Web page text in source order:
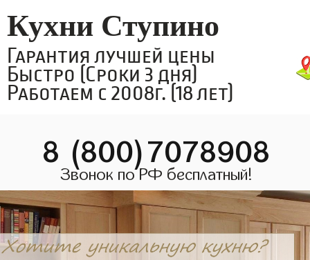
Кухни Ступино
Гарантия лучшей цены
Быстро (Сроки 3 дня)
Работаем с 2008г. (18 лет)
8 (800)7078908
Звонок по РФ бесплатный!